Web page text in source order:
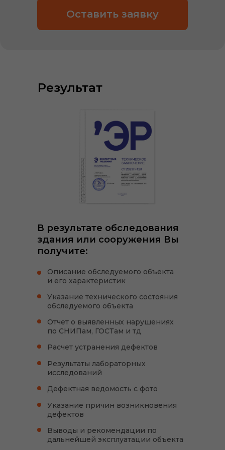
Оставить заявку
Описание обследуемого объекта
и его характеристик
Указание технического состояния
обследуемого объекта
Отчет о выявленных нарушениях
по СНИПам, ГОСТам и тд
Расчет устранения дефектов
Результаты лабораторных
исследований
Дефектная ведомость с фото
Указание причин возникновения
дефектов
Выводы и рекомендации по
дальнейшей эксплуатации объекта
Результат
В результате обследования
здания или сооружения Вы
получите: